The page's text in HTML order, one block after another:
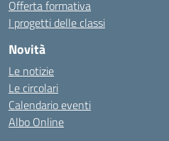
Offerta formativa
I progetti delle classi
Novità
Le notizie
Le circolari
Calendario eventi
Albo Online